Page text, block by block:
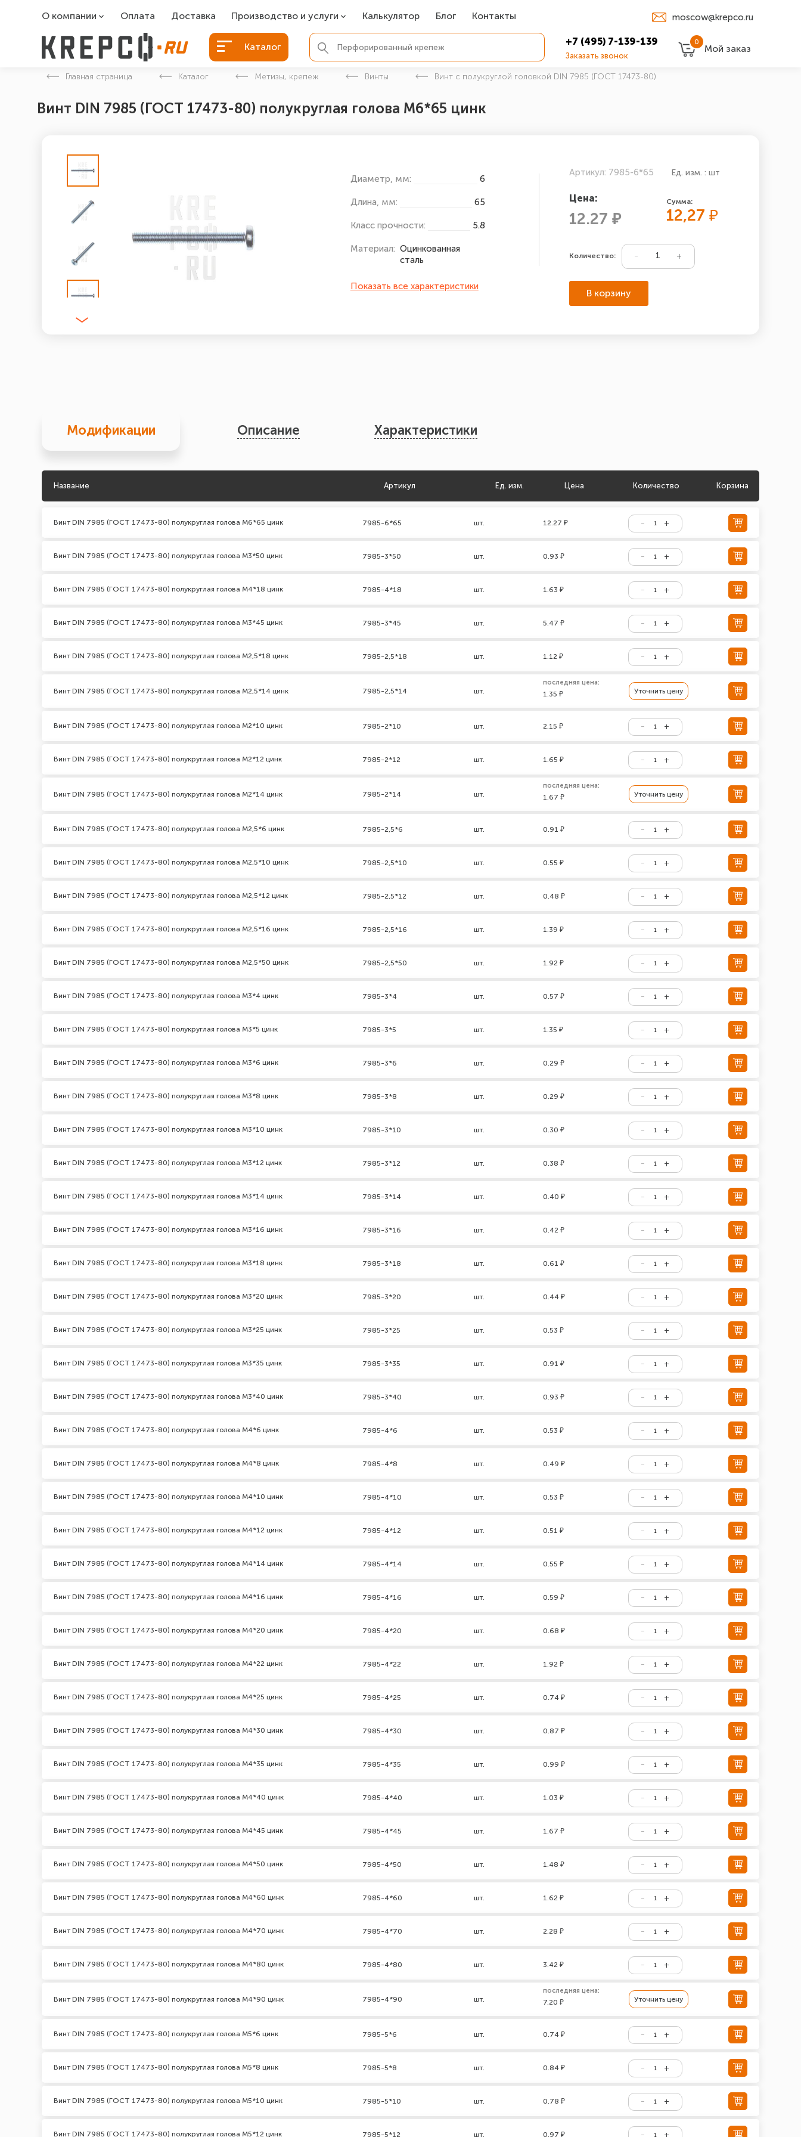
О компании
О компании
Оплата Доставка Производство и услуги
Болты БСР
Болты для фундамента
Закладные детали
Калькулятор Блог Контакты moscow@krepco.ru
Каталог +7 (495) 7-139-139
Заказать звонок
0
Мой заказ
Главная страница Каталог Метизы, крепеж Винты Винт с полукруглой головкой DIN 7985 (ГОСТ 17473-80)
Винт DIN 7985 (ГОСТ 17473-80) полукруглая голова М6*65 цинк
Диаметр, мм: 6
Длина, мм: 65
Класс прочности: 5.8
Материал: Оцинкованная
сталь
Показать все характеристики
Артикул: 7985-6*65 Ед. изм. : шт
Цена:
12.27 ₽
Сумма:
12,27₽
Количество:
В корзину
Модификации Описание Характеристики
Название Артикул Ед. изм. Цена Количество Корзина
Винт DIN 7985 (ГОСТ 17473-80) полукруглая голова М6*65 цинк 7985-6*65 шт. 12.27 ₽
Винт DIN 7985 (ГОСТ 17473-80) полукруглая голова М3*50 цинк 7985-3*50 шт. 0.93 ₽
Винт DIN 7985 (ГОСТ 17473-80) полукруглая голова М4*18 цинк 7985-4*18 шт. 1.63 ₽
Винт DIN 7985 (ГОСТ 17473-80) полукруглая голова М3*45 цинк 7985-3*45 шт. 5.47 ₽
Винт DIN 7985 (ГОСТ 17473-80) полукруглая голова М2,5*18 цинк 7985-2,5*18 шт. 1.12 ₽
Винт DIN 7985 (ГОСТ 17473-80) полукруглая голова М2,5*14 цинк 7985-2,5*14 шт.
последняя цена:
1.35 ₽ Уточнить цену
Винт DIN 7985 (ГОСТ 17473-80) полукруглая голова М2*10 цинк 7985-2*10 шт. 2.15 ₽
Винт DIN 7985 (ГОСТ 17473-80) полукруглая голова М2*12 цинк 7985-2*12 шт. 1.65 ₽
Винт DIN 7985 (ГОСТ 17473-80) полукруглая голова М2*14 цинк 7985-2*14 шт.
последняя цена:
1.67 ₽ Уточнить цену
Винт DIN 7985 (ГОСТ 17473-80) полукруглая голова М2,5*6 цинк 7985-2,5*6 шт. 0.91 ₽
Винт DIN 7985 (ГОСТ 17473-80) полукруглая голова М2,5*10 цинк 7985-2,5*10 шт. 0.55 ₽
Винт DIN 7985 (ГОСТ 17473-80) полукруглая голова М2,5*12 цинк 7985-2,5*12 шт. 0.48 ₽
Винт DIN 7985 (ГОСТ 17473-80) полукруглая голова М2,5*16 цинк 7985-2,5*16 шт. 1.39 ₽
Винт DIN 7985 (ГОСТ 17473-80) полукруглая голова М2,5*50 цинк 7985-2,5*50 шт. 1.92 ₽
Винт DIN 7985 (ГОСТ 17473-80) полукруглая голова М3*4 цинк 7985-3*4 шт. 0.57 ₽
Винт DIN 7985 (ГОСТ 17473-80) полукруглая голова М3*5 цинк 7985-3*5 шт. 1.35 ₽
Винт DIN 7985 (ГОСТ 17473-80) полукруглая голова М3*6 цинк 7985-3*6 шт. 0.29 ₽
Винт DIN 7985 (ГОСТ 17473-80) полукруглая голова М3*8 цинк 7985-3*8 шт. 0.29 ₽
Винт DIN 7985 (ГОСТ 17473-80) полукруглая голова М3*10 цинк 7985-3*10 шт. 0.30 ₽
Винт DIN 7985 (ГОСТ 17473-80) полукруглая голова М3*12 цинк 7985-3*12 шт. 0.38 ₽
Винт DIN 7985 (ГОСТ 17473-80) полукруглая голова М3*14 цинк 7985-3*14 шт. 0.40 ₽
Винт DIN 7985 (ГОСТ 17473-80) полукруглая голова М3*16 цинк 7985-3*16 шт. 0.42 ₽
Винт DIN 7985 (ГОСТ 17473-80) полукруглая голова М3*18 цинк 7985-3*18 шт. 0.61 ₽
Винт DIN 7985 (ГОСТ 17473-80) полукруглая голова М3*20 цинк 7985-3*20 шт. 0.44 ₽
Винт DIN 7985 (ГОСТ 17473-80) полукруглая голова М3*25 цинк 7985-3*25 шт. 0.53 ₽
Винт DIN 7985 (ГОСТ 17473-80) полукруглая голова М3*35 цинк 7985-3*35 шт. 0.91 ₽
Винт DIN 7985 (ГОСТ 17473-80) полукруглая голова М3*40 цинк 7985-3*40 шт. 0.93 ₽
Винт DIN 7985 (ГОСТ 17473-80) полукруглая голова М4*6 цинк 7985-4*6 шт. 0.53 ₽
Винт DIN 7985 (ГОСТ 17473-80) полукруглая голова М4*8 цинк 7985-4*8 шт. 0.49 ₽
Винт DIN 7985 (ГОСТ 17473-80) полукруглая голова М4*10 цинк 7985-4*10 шт. 0.53 ₽
Винт DIN 7985 (ГОСТ 17473-80) полукруглая голова М4*12 цинк 7985-4*12 шт. 0.51 ₽
Винт DIN 7985 (ГОСТ 17473-80) полукруглая голова М4*14 цинк 7985-4*14 шт. 0.55 ₽
Винт DIN 7985 (ГОСТ 17473-80) полукруглая голова М4*16 цинк 7985-4*16 шт. 0.59 ₽
Винт DIN 7985 (ГОСТ 17473-80) полукруглая голова М4*20 цинк 7985-4*20 шт. 0.68 ₽
Винт DIN 7985 (ГОСТ 17473-80) полукруглая голова М4*22 цинк 7985-4*22 шт. 1.92 ₽
Винт DIN 7985 (ГОСТ 17473-80) полукруглая голова М4*25 цинк 7985-4*25 шт. 0.74 ₽
Винт DIN 7985 (ГОСТ 17473-80) полукруглая голова М4*30 цинк 7985-4*30 шт. 0.87 ₽
Винт DIN 7985 (ГОСТ 17473-80) полукруглая голова М4*35 цинк 7985-4*35 шт. 0.99 ₽
Винт DIN 7985 (ГОСТ 17473-80) полукруглая голова М4*40 цинк 7985-4*40 шт. 1.03 ₽
Винт DIN 7985 (ГОСТ 17473-80) полукруглая голова М4*45 цинк 7985-4*45 шт. 1.67 ₽
Винт DIN 7985 (ГОСТ 17473-80) полукруглая голова М4*50 цинк 7985-4*50 шт. 1.48 ₽
Винт DIN 7985 (ГОСТ 17473-80) полукруглая голова М4*60 цинк 7985-4*60 шт. 1.62 ₽
Винт DIN 7985 (ГОСТ 17473-80) полукруглая голова М4*70 цинк 7985-4*70 шт. 2.28 ₽
Винт DIN 7985 (ГОСТ 17473-80) полукруглая голова М4*80 цинк 7985-4*80 шт. 3.42 ₽
Винт DIN 7985 (ГОСТ 17473-80) полукруглая голова М4*90 цинк 7985-4*90 шт.
последняя цена:
7.20 ₽ Уточнить цену
Винт DIN 7985 (ГОСТ 17473-80) полукруглая голова М5*6 цинк 7985-5*6 шт. 0.74 ₽
Винт DIN 7985 (ГОСТ 17473-80) полукруглая голова М5*8 цинк 7985-5*8 шт. 0.84 ₽
Винт DIN 7985 (ГОСТ 17473-80) полукруглая голова М5*10 цинк 7985-5*10 шт. 0.78 ₽
Винт DIN 7985 (ГОСТ 17473-80) полукруглая голова М5*12 цинк 7985-5*12 шт. 0.97 ₽